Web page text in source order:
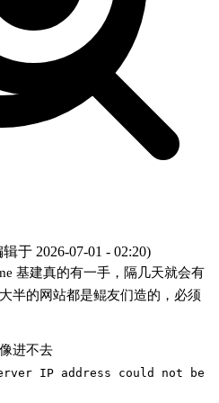
辑于 2026-07-01 - 02:20)
基建真的有一手，隔几天就会有
半的网站都是鲲友们造的，必须
进不去
IP address could not be